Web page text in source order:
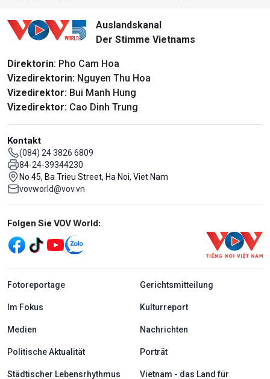
Auslandskanal
Der Stimme Vietnams
Direktorin: Pho Cam Hoa
Vizedirektorin: Nguyen Thu Hoa
Vizedirektor: Bui Manh Hung
Vizedirektor: Cao Dinh Trung
Kontakt
(084) 24 3826 6809
84-24-39344230
No 45, Ba Trieu Street, Ha Noi, Viet Nam
vovworld@vov.vn
Mạng xã hội
Folgen Sie VOV World:
menu footer tiếng Đức
Fotoreportage Gerichtsmitteilung
Im Fokus Kulturreport
Medien Nachrichten
Politische Aktualität Porträt
Städtischer Lebensrhythmus Vietnam - das Land für